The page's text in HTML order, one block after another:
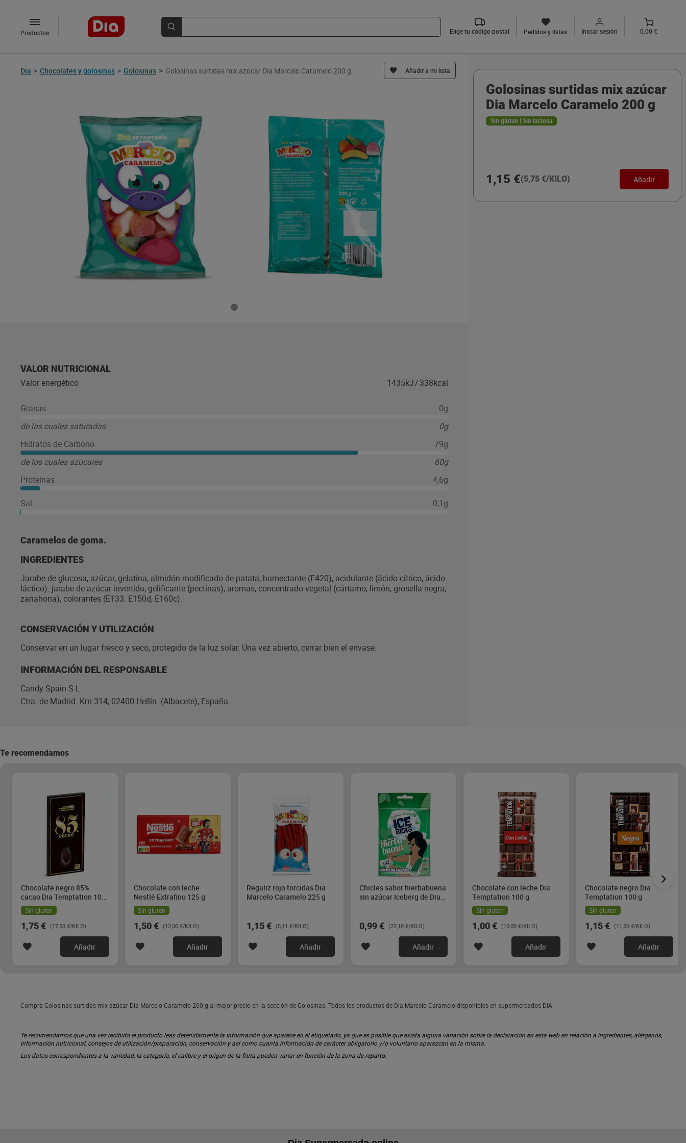
Productos Elige tu código postal Pedidos y listas Iniciar sesión 0,00 €
Dia > Chocolates y golosinas > Golosinas > Golosinas surtidas mix azúcar Dia Marcelo Caramelo 200 g Añadir a mi lista
VALOR NUTRICIONAL
Valor energético 1435kJ/338kcal
Grasas
0g
de las cuales saturadas
0g
Hidratos de Carbono
79g
de los cuales azúcares
60g
Proteínas
4,6g
Sal 0,1g
Caramelos de goma.
INGREDIENTES
Jarabe de glucosa, azúcar, gelatina, almidón modificado de patata, humectante (E420), acidulante (ácido cítrico, ácido
láctico). jarabe de azúcar invertido, gelificante (pectinas), aromas, concentrado vegetal (cártamo, limón, grosella negra,
zanahoria), colorantes (E133. E150d, E160c).
CONSERVACIÓN Y UTILIZACIÓN
Conservar en un lugar fresco y seco, protegido de la luz solar. Una vez abierto, cerrar bien el envase.
INFORMACIÓN DEL RESPONSABLE
Candy Spain S.L.
Ctra. de Madrid. Km 314, 02400 Hellín. (Albacete), España.
Golosinas surtidas mix azúcar
Dia Marcelo Caramelo 200 g
Sin gluten | Sin lactosa
1,15 €(5,75 €/KILO) Añadir
Te recomendamos
Chocolate negro 85%
cacao Dia Temptation 100
gSin gluten
1,75 € (17,50 €/KILO)
Añadir
Chocolate con leche
Nestlé Extrafino 125 g
Sin gluten
1,50 € (12,00 €/KILO)
Añadir
Regaliz rojo torcidas Dia
Marcelo Caramelo 225 g
1,15 € (5,11 €/KILO)
Añadir
Chicles sabor hierbabuena
sin azúcar Iceberg de Dia
0,99 € (22,10 €/KILO)
Añadir
Chocolate con leche Dia
Temptation 100 g
Sin gluten
1,00 € (10,00 €/KILO)
Añadir
Chocolate negro Dia
Temptation 100 g
Sin gluten
1,15 € (11,50 €/KILO)
Añadir
Compra Golosinas surtidas mix azúcar Dia Marcelo Caramelo 200 g al mejor precio en la sección de Golosinas. Todos los productos de Dia Marcelo Caramelo disponibles en supermercados DIA.
Te recomendamos que una vez recibido el producto leas detenidamente la información que aparece en el etiquetado, ya que es posible que exista alguna variación sobre la declaración en esta web en relación a ingredientes, alérgenos,
información nutricional, consejos de utilización/preparación, conservación y así como cuanta información de carácter obligatorio y/o voluntario aparezcan en la misma.
Los datos correspondientes a la variedad, la categoría, el calibre y el origen de la fruta pueden variar en función de la zona de reparto.